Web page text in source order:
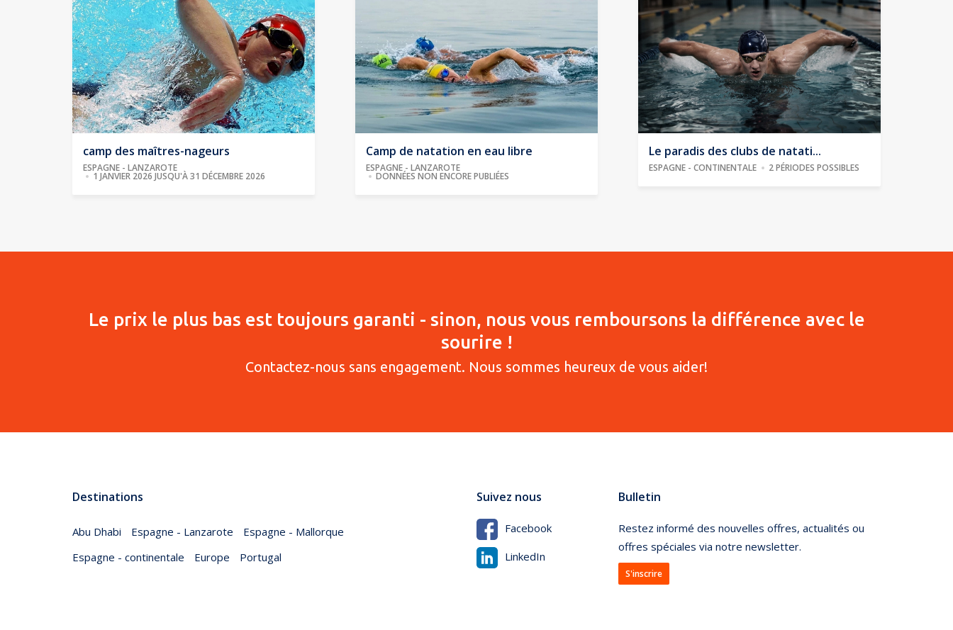
camp des maîtres-nageurs
ESPAGNE - LANZAROTE
1 JANVIER 2026 JUSQU'À 31 DÉCEMBRE 2026
Camp de natation en eau libre
ESPAGNE - LANZAROTE
DONNÉES NON ENCORE PUBLIÉES
Le paradis des clubs de natati...
ESPAGNE - CONTINENTALE 2 PÉRIODES POSSIBLES
Le prix le plus bas est toujours garanti - sinon, nous vous remboursons la différence avec le
sourire !
Contactez-nous sans engagement. Nous sommes heureux de vous aider!
Destinations
Abu Dhabi Espagne - Lanzarote
Espagne - Mallorque
Espagne - continentale
Europe Portugal
Suivez nous
Facebook
LinkedIn
Bulletin
Restez informé des nouvelles offres, actualités ou
offres spéciales via notre newsletter.
S'inscrire